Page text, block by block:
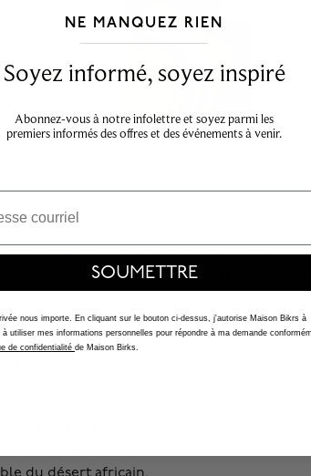
composés de rangs de spirale
appelé «coil». Il peut être porté seul ou
collection pour un résultat magnifique. Un
plus emblématiques et distinctives de la
de Marco Bicego. Né d’une
d’or extrêmement fin enroulé en spirale
tordu pour créer le mouvement
et subtil révèle un mouvement doux et
NE MANQUEZ RIEN
Soyez informé, soyez inspiré
Abonnez-vous à notre infolettre et soyez parmi les
premiers informés des offres et des événements à venir.
SOUMETTRE
nous importe. En cliquant sur le bouton ci-dessus, j'autorise Maison Bikrs à
utiliser mes informations personnelles pour répondre à ma demande
de confidentialité de Maison Birks.